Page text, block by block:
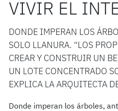
VIVIR EL
DONDE IMPERAN LOS
SOLO LLANURA. “LOS
CREAR Y CONSTRUIR UN
UN LOTE CONCENTRADO
EXPLICA LA ARQUITECTA
Donde imperan los árboles,